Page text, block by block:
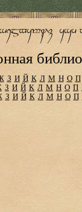
З И Й К Л М Н О П
З И Й К Л М Н О П
З И Й К Л М Н О П